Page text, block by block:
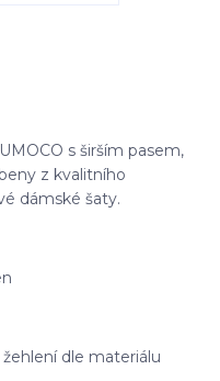
s širším pasem,
z kvalitního
dámské šaty.
dle materiálu